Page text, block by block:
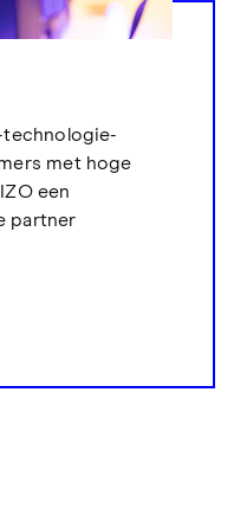
technologie-
met hoge
een
partner